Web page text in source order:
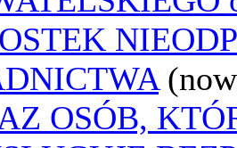
OSÓB,